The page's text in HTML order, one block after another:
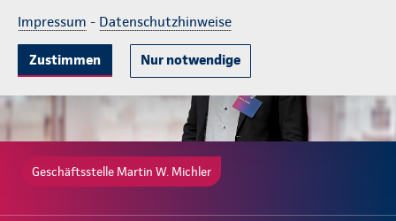
Impressum - Datenschutzhinweise
Zustimmen Nur notwendige
Geschäftsstelle Martin W. Michler